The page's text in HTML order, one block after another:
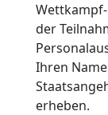
der
Ihren
erheben.